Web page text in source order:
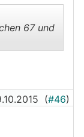
man daran
67 und
(#46)